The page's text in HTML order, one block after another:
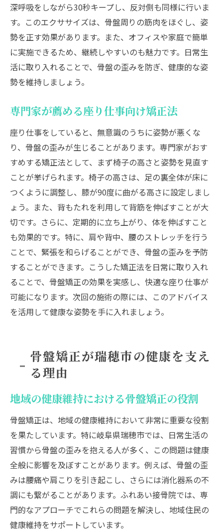
深呼吸をしながら30秒キープし、反対側も同様に行いま
す。このエクササイズは、骨盤周りの筋肉をほぐし、姿
勢を正す効果があります。また、オフィスや家庭で簡単
に実施できるため、継続しやすいのも魅力です。日常生
活に取り入れることで、骨盤の歪みを防ぎ、健康的な姿
勢を維持しましょう。
専門家が薦める座り仕事向け矯正法
座り仕事をしていると、無意識のうちに姿勢が悪くな
り、骨盤の歪みが生じることがあります。専門家がおす
すめする矯正法として、まず椅子の高さと姿勢を見直す
ことが挙げられます。椅子の高さは、足の裏全体が床に
つくように調整し、膝が90度に曲がる高さに設定しまし
ょう。また、背もたれを利用して背筋を伸ばすことが大
切です。さらに、定期的に立ち上がり、体を伸ばすこと
も効果的です。特に、肩や背中、腰のストレッチを行う
ことで、緊張を和らげることができ、骨盤の歪みを予防
することができます。こうした矯正法を日常に取り入れ
ることで、骨盤矯正の効果を実感し、快適な座り仕事が
可能になります。次回の施術の際には、このアドバイス
を活用して健康な姿勢を手に入れましょう。
骨盤矯正が瑞穂市の健康を支え
る理由
地域の健康維持における骨盤矯正の役割
骨盤矯正は、地域の健康維持において非常に重要な役割
を果たしています。特に岐阜県瑞穂市では、日常生活の
習慣から骨盤の歪みを抱える人が多く、この問題は健康
全般に影響を及ぼすことがあります。例えば、骨盤の歪
みは腰痛や肩こりを引き起こし、さらには消化器系の不
調にも繋がることがあります。ふれあい接骨院では、専
門的なアプローチでこれらの問題を解決し、地域住民の
健康維持をサポートしています。